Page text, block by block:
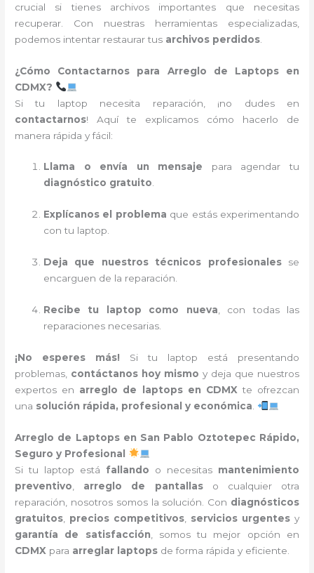
crucial si tienes archivos importantes que necesitas
recuperar. Con nuestras herramientas especializadas,
podemos intentar restaurar tus archivos perdidos
¿Cómo Contactarnos para Arreglo de Laptops en
CDMX?
Si tu laptop necesita reparación, ¡no dudes en
contactarnos! Aquí te explicamos cómo hacerlo de
manera rápida y fácil:
Llama o envía un mensaje para agendar tu
diagnóstico gratuito.
Explícanos el problema que estás experimentando
con tu laptop.
Deja que nuestros técnicos profesionalesse
encarguen de la reparación.
Recibe tu laptop como nueva , con todas las
reparaciones necesarias.
¡No esperes más! Si tu laptop está presentando
problemas, contáctanos hoy mismo y deja que nuestros
expertos en arreglo de laptops en CDMX te ofrezcan
una solución rápida, profesional y económica
Arreglo de Laptops en San Pablo Oztotepec Rápido,
Seguro y Profesional
Si tu laptop está fallando o necesitas mantenimiento
preventivo
arreglo de pantallaso cualquier otra
reparación, nosotros somos la solución. Con diagnósticos
gratuitos
precios competitivos servicios urgentesy
garantía de satisfacción , somos tu mejor opción en
CDMX para arreglar laptops de forma rápida y eficiente.